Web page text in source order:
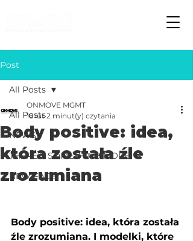
Post
All Posts
NEWS
THERE S SOMETHING MORE
NEW FACE
All Posts
Body positive: idea,
która została źle
zrozumiana
ONMOVE MGMT
16 lut 2 minut(y) czytania
Body positive: idea, która została
źle zrozumiana. I modelki, które